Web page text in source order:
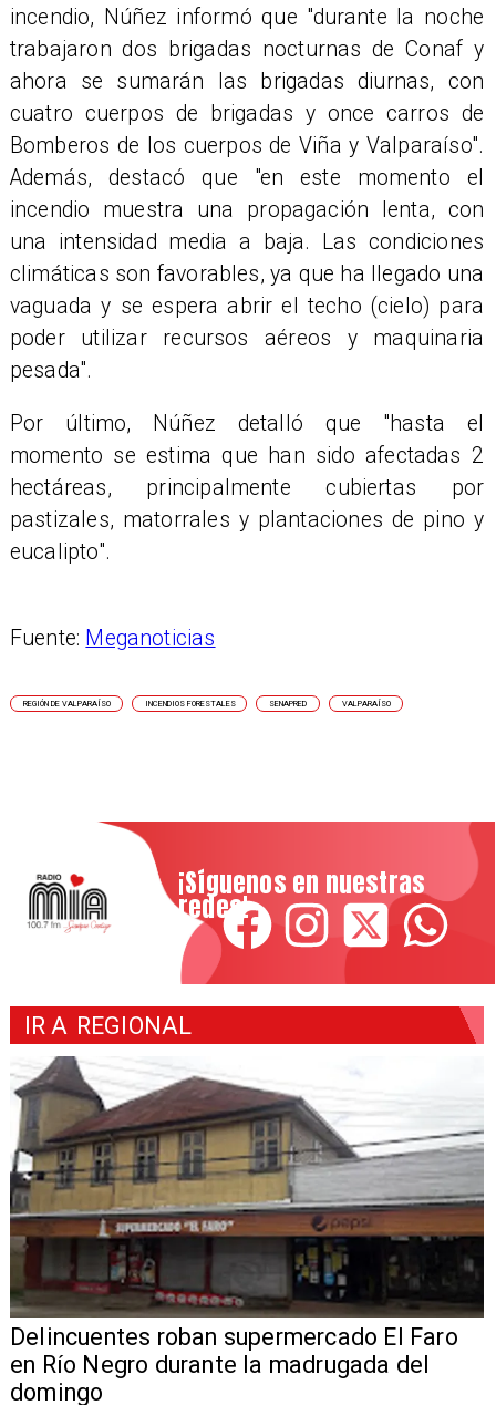
incendio, Núñez informó que "durante la noche
trabajaron dos brigadas nocturnas de Conaf y
ahora se sumarán las brigadas diurnas, con
cuatro cuerpos de brigadas y once carros de
Bomberos de los cuerpos de Viña y Valparaíso".
Además, destacó que "en este momento el
incendio muestra una propagación lenta, con
una intensidad media a baja. Las condiciones
climáticas son favorables, ya que ha llegado una
vaguada y se espera abrir el techo (cielo) para
poder utilizar recursos aéreos y maquinaria
pesada".
Por último, Núñez detalló que "hasta el
momento se estima que han sido afectadas 2
hectáreas, principalmente cubiertas por
pastizales, matorrales y plantaciones de pino y
eucalipto".
Fuente: Meganoticias
REGIÓN DE VALPARAÍSO INCENDIOS FORESTALES SENAPRED VALPARAÍSO
¡Síguenos en nuestras
redes!
IR A REGIONAL
Delincuentes roban supermercado El Faro
en Río Negro durante la madrugada del
domingo